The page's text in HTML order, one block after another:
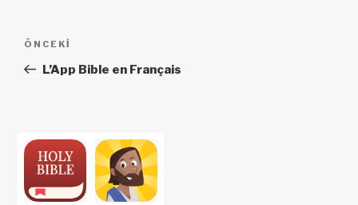
Yazı
Önceki
Yazı
ÖNCEKI
L’App Bible en Français